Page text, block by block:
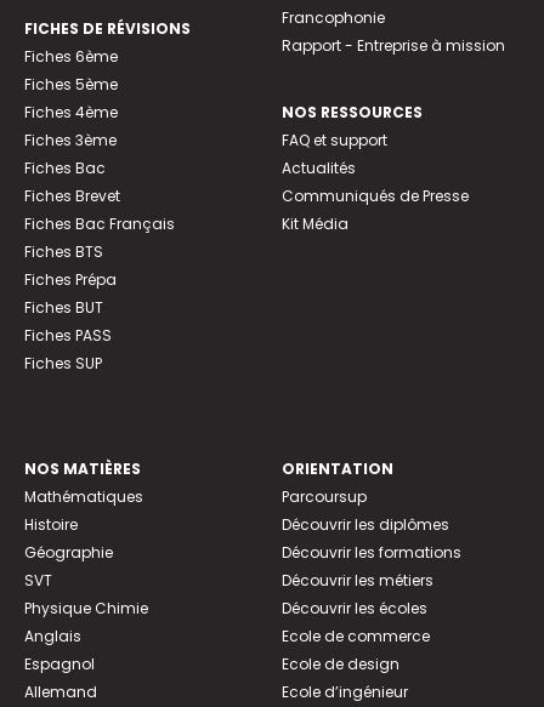
FICHES DE RÉVISIONS
Fiches 6ème
Fiches 5ème
Fiches 4ème
Fiches 3ème
Fiches Bac
Fiches Brevet
Fiches Bac Français
Fiches BTS
Fiches Prépa
Fiches BUT
Fiches PASS
Fiches SUP
Francophonie
Rapport - Entreprise à mission
NOS RESSOURCES
FAQ et support
Actualités
Communiqués de Presse
Kit Média
NOS MATIÈRES
Mathématiques
Histoire
Géographie
SVT
Physique Chimie
Anglais
Espagnol
Allemand
ORIENTATION
Parcoursup
Découvrir les diplômes
Découvrir les formations
Découvrir les métiers
Découvrir les écoles
Ecole de commerce
Ecole de design
Ecole d’ingénieur